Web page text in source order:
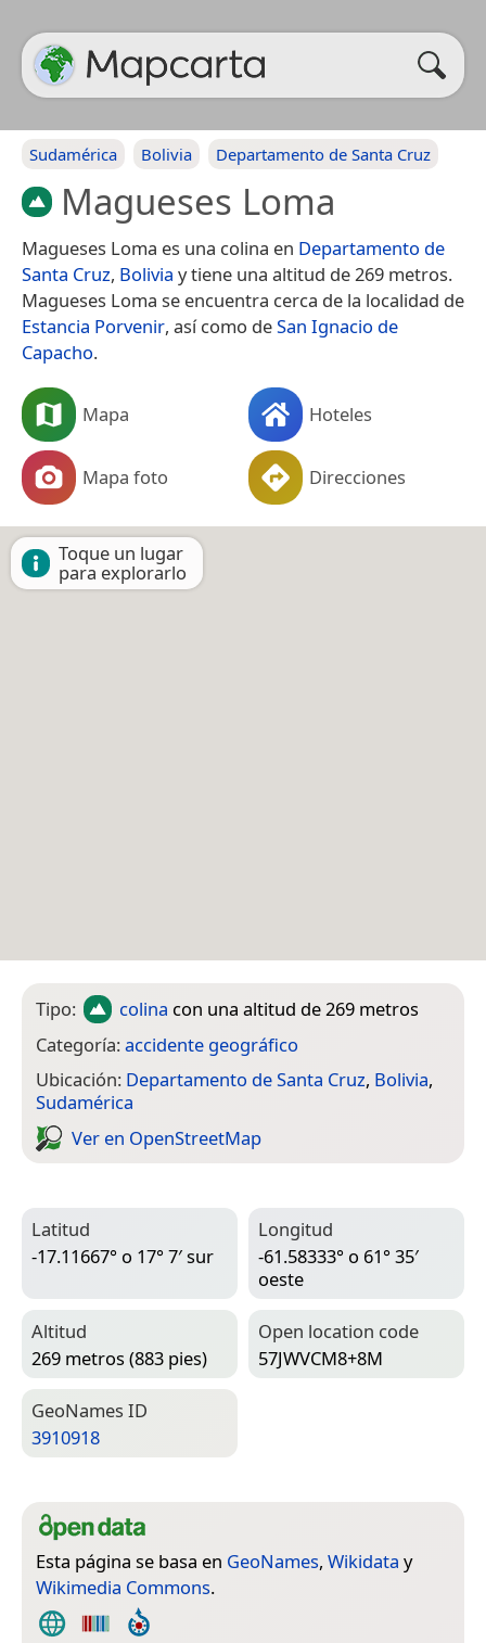
Sudamérica Bolivia Departamento de Santa Cruz
Magueses Loma
Magueses Loma es una colina en Departamento de
Santa Cruz, Bolivia y tiene una altitud de 269 metros.
Magueses Loma se encuentra cerca de la localidad de
Estancia Porvenir, así como deSan Ignacio de
Capacho.
Mapa Hoteles
Mapa foto Direcciones
Toque un lugar
para explorarlo
Tipo: colina con una altitud de 269 metros
Categoría:accidente geográfico
Ubicación: Departamento de Santa Cruz, Bolivia,
Sudamérica
Ver en Open­Street­Map
Latitud
-17.11667° o 17° 7′ sur
Longitud
-61.58333° o 61° 35′
oeste
Altitud
269 metros (883 pies)
Open location code
57JWVCM8+8M
Geo­Names ID
3910918
Esta página se basa en GeoNames, Wikidata y
Wikimedia Commons.